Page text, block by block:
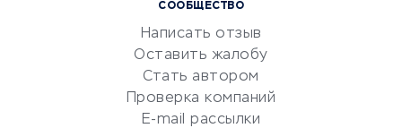
Маркетинг и продажи
Репетиторство
Красота и здоровье
Сервисы по поиску работы
Сетевой маркетинг
СООБЩЕСТВО
Написать отзыв
Оставить жалобу
Стать автором
Проверка компаний
E-mail рассылки